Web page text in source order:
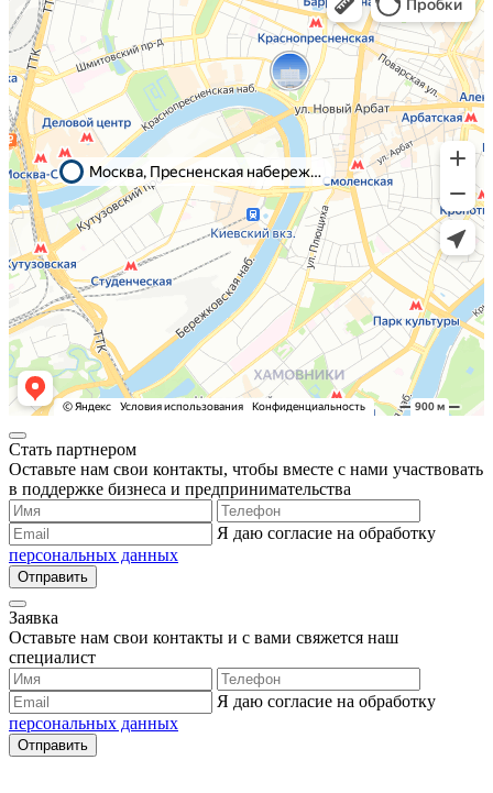
Стать партнером
Оставьте нам свои контакты, чтобы вместе с нами участвовать
в поддержке бизнеса и предпринимательства
Я даю согласие на обработку
персональных данных
Отправить
Заявка
Оставьте нам свои контакты и с вами свяжется наш
специалист
Я даю согласие на обработку
персональных данных
Отправить